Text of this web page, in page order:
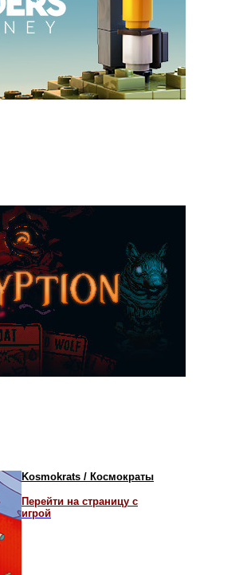
Kosmokrats / Космократы
Перейти на страницу с
игрой